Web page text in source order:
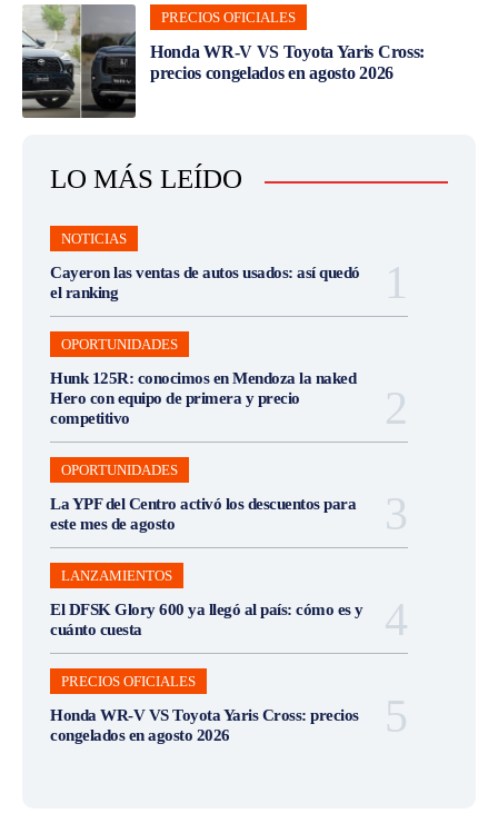
PRECIOS OFICIALES
Honda WR-V VS Toyota Yaris Cross:
precios congelados en agosto 2026
LO MÁS LEÍDO
NOTICIAS
Cayeron las ventas de autos usados: así quedó
el ranking
OPORTUNIDADES
Hunk 125R: conocimos en Mendoza la naked
Hero con equipo de primera y precio
competitivo
OPORTUNIDADES
La YPF del Centro activó los descuentos para
este mes de agosto
LANZAMIENTOS
El DFSK Glory 600 ya llegó al país: cómo es y
cuánto cuesta
PRECIOS OFICIALES
Honda WR-V VS Toyota Yaris Cross: precios
congelados en agosto 2026